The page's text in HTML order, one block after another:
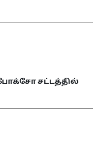
போக்சோ சட்டத்தில்